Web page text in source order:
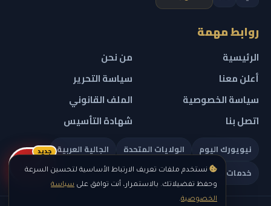
نستخدم ملفات تعريف الارتباط الأساسية لتحسين السرعة
وحفظ تفضيلاتك. بالاستمرار، أنت توافق على سياسة
الخصوصية.
روابط مهمة
الرئيسية
من نحن
أعلن معنا
سياسة التحرير
سياسة الخصوصية
الملف القانوني
اتصل بنا
شهادة التأسيس
نيويورك اليوم الولايات المتحدة
الجالية العربية
خدمات تهمك
ريلز
جديد